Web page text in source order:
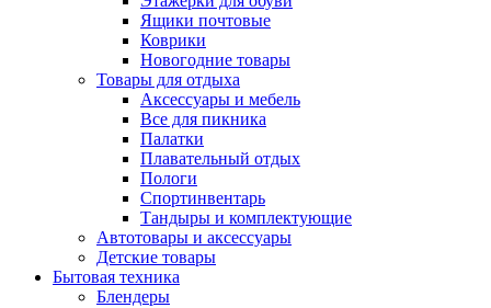
Ящики почтовые
Коврики
Новогодние товары
Товары для отдыха
Аксессуары и мебель
Все для пикника
Палатки
Плавательный отдых
Пологи
Спортинвентарь
Тандыры и комплектующие
Автотовары и аксессуары
Детские товары
Бытовая техника
Блендеры